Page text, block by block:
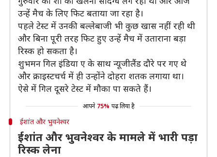
उन्हें मैच के लिए फिट बताया जा रहा है।
पहले टेस्ट में उनकी बल्लेबाजी भी कुछ खास नहीं रही थी
और बिना पूरी तरह फिट हुए उन्हें मैच में उताराना बड़ा
रिस्क हो सकता है।
शुभमन गिल इंडिया ए के साथ न्यूजीलैंड दौरे पर गए थे
और क्राइस्टचर्च में ही उन्होंने दोहरा शतक लगाया था।
ऐसे में गिल दूसरे टेस्ट में मौका पा सकते हैं।
आपने 75% पढ़ लिया है
ईशांत और भुवनेश्वर
ईशांत और भुवनेश्वर के मामले में भारी पड़ा
रिस्क लेना